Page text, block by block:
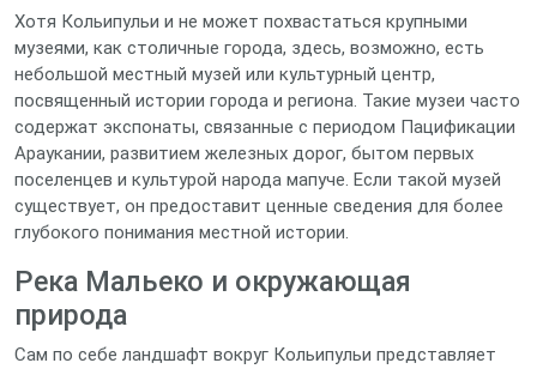
Хотя Кольипульи и не может похвастаться крупными
музеями, как столичные города, здесь, возможно, есть
небольшой местный музей или культурный центр,
посвященный истории города и региона. Такие музеи часто
содержат экспонаты, связанные с периодом Пацификации
Араукании, развитием железных дорог, бытом первых
поселенцев и культурой народа мапуче. Если такой музей
существует, он предоставит ценные сведения для более
глубокого понимания местной истории.
Река Мальеко и окружающая
природа
Сам по себе ландшафт вокруг Кольипульи представляет